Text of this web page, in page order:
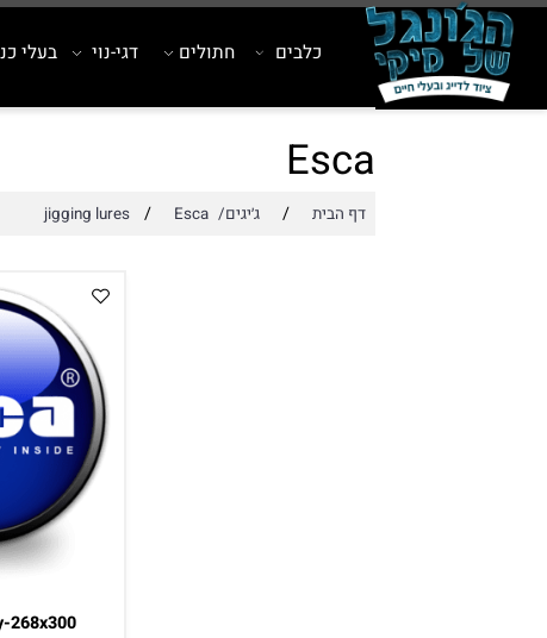
כלבים חתולים דגי-נוי בעלי כנף
Esca
/ ג׳יגים/jigging lures / Esca